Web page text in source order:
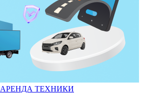
АРЕНДА ТЕХНИКИ